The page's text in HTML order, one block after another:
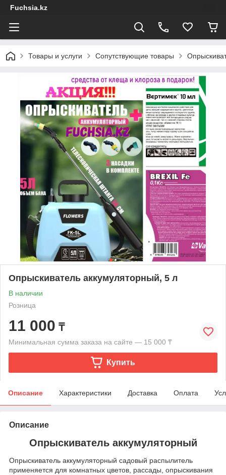
Fuchsia.kz
Товары и услуги Сопутствующие товары
Опрыскиватель аккумуляторный, 5 л
В наличии
Розница
11 000 ₸
Минимальная сумма заказа на сайте — 15 000 ₸
Купить
Описание Характеристики Доставка Оплата
Описание
Опрыскиватель аккумуляторный
Опрыскиватель аккумуляторный садовый распылитель
применяется для комнатных цветов, рассады, опрыскивания